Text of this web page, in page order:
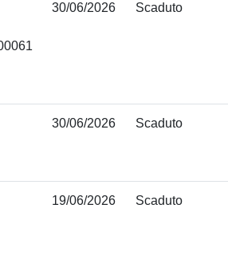
30/06/2026 Scaduto
30/06/2026 Scaduto
19/06/2026 Scaduto